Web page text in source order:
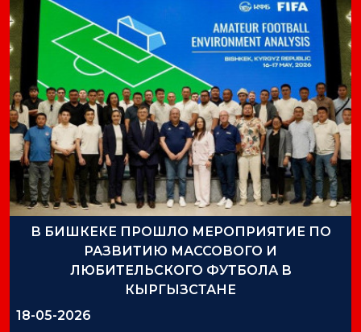
В БИШКЕКЕ ПРОШЛО МЕРОПРИЯТИЕ ПО
РАЗВИТИЮ МАССОВОГО И
ЛЮБИТЕЛЬСКОГО ФУТБОЛА В
КЫРГЫЗСТАНЕ
18-05-2026